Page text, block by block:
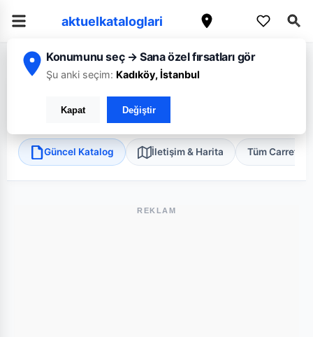
aktuelkataloglari
Konumunu seç → Sana özel fırsatları gör
Şu anki seçim: Kadıköy, İstanbul
Kapat Değiştir
Ana Sayfa/İstanbul /CarrefourSA/İstanbul İçerenköy Mini
CarrefourSA İstanbul İçerenköy Mini
Ataşehir, İstanbul
Güncel Katalog İletişim & Harita Tüm
REKLAM